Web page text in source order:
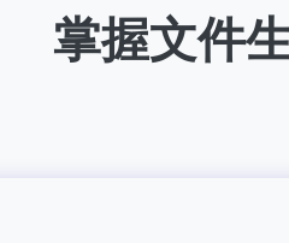
掌握文件